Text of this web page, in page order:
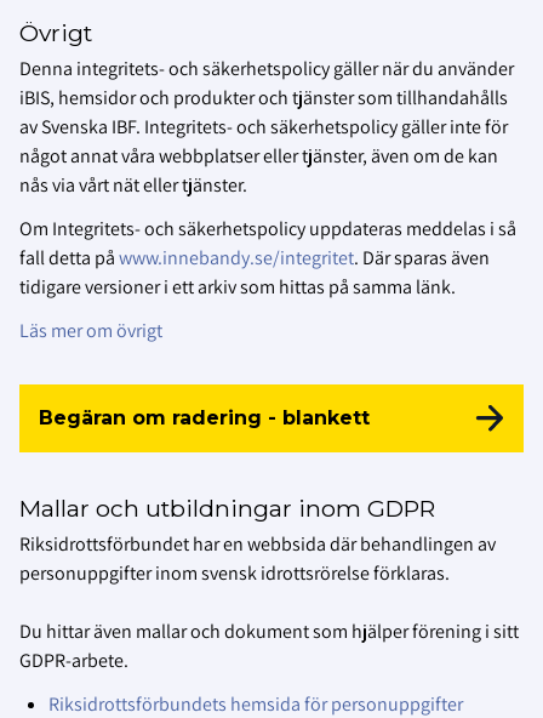
Övrigt
Denna integritets- och säkerhetspolicy gäller när du använder
iBIS, hemsidor och produkter och tjänster som tillhandahålls
av Svenska IBF. Integritets- och säkerhetspolicy gäller inte för
något annat våra webbplatser eller tjänster, även om de kan
nås via vårt nät eller tjänster.
Om Integritets- och säkerhetspolicy uppdateras meddelas i så
fall detta påwww.innebandy.se/integritet. Där sparas även
tidigare versioner i ett arkiv som hittas på samma länk.
Läs mer om övrigt
Begäran om radering - blankett
Mallar och utbildningar inom GDPR
Riksidrottsförbundet har en webbsida där behandlingen av
personuppgifter inom svensk idrottsrörelse förklaras.
Du hittar även mallar och dokument som hjälper förening i sitt
GDPR-arbete.
Riksidrottsförbundets hemsida för personuppgifter